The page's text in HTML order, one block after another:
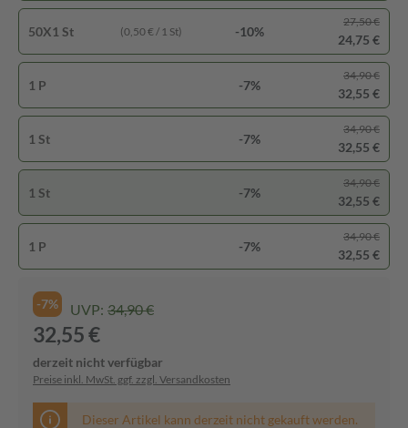
50X1 St (0,50 € / 1 St) -10%
27,50 €
24,75 €
1 P -7%
34,90 €
32,55 €
1 St -7%
34,90 €
32,55 €
1 St -7%
34,90 €
32,55 €
1 P -7%
34,90 €
32,55 €
-7% UVP: 34,90 €
32,55 €
derzeit nicht verfügbar
Preise inkl. MwSt. ggf. zzgl. Versandkosten
Dieser Artikel kann derzeit nicht gekauft werden.